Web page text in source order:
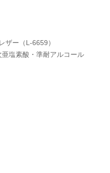
ザー（L-6659）
塩素酸・準耐アルコール